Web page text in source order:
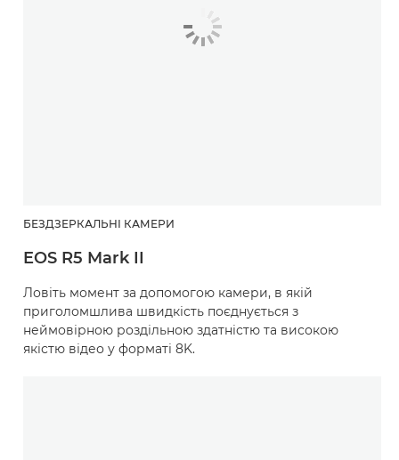
БЕЗДЗЕРКАЛЬНІ КАМЕРИ
EOS R5 Mark II
Ловіть момент за допомогою камери, в якій
приголомшлива швидкість поєднується з
неймовірною роздільною здатністю та високою
якістю відео у форматі 8K.